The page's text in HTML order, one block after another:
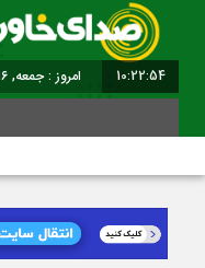
10:22:55 امروز : جمعه, ۱۶ مرداد , ۱۴۰۵